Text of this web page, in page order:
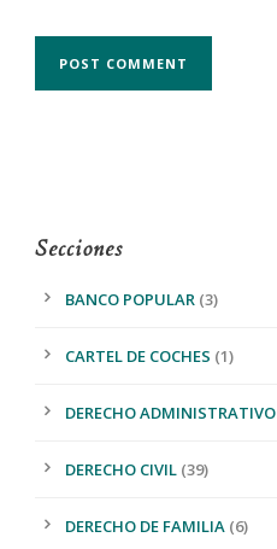
Secciones
BANCO POPULAR (3)
CARTEL DE COCHES (1)
DERECHO ADMINISTRATIVO
DERECHO CIVIL (39)
DERECHO DE FAMILIA (6)